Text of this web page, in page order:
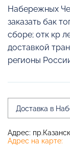
Набережных
заказать бак
сборе; отк кр
доставкой
регионы
Доставка в
Адрес:
Адрес на карте: